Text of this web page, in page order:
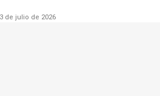
de julio de 2026